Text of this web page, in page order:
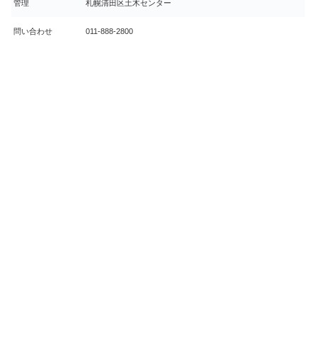
管理 札幌清田区土木センター
問い合わせ 011-888-2800